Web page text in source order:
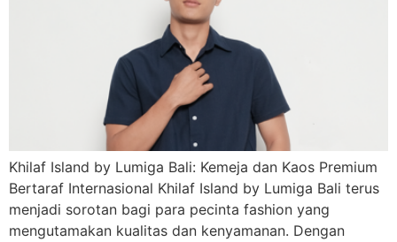
Khilaf Island by Lumiga Bali: Kemeja dan Kaos Premium
Bertaraf Internasional Khilaf Island by Lumiga Bali terus
menjadi sorotan bagi para pecinta fashion yang
mengutamakan kualitas dan kenyamanan. Dengan